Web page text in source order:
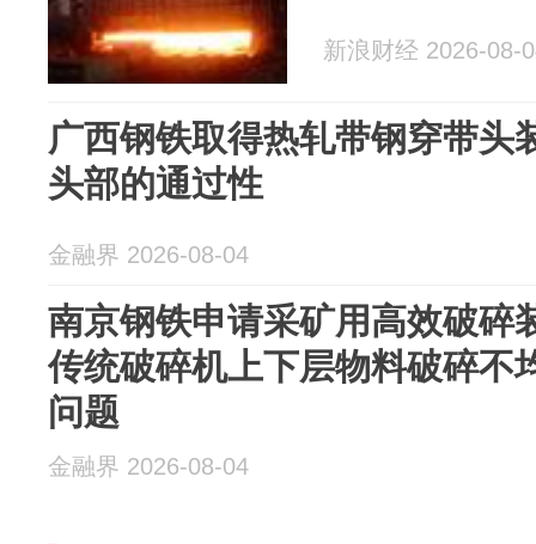
新浪财经 2026-08-
广西钢铁取得热轧带钢穿带头
头部的通过性
金融界 2026-08-04
南京钢铁申请采矿用高效破碎
传统破碎机上下层物料破碎不
问题
金融界 2026-08-04